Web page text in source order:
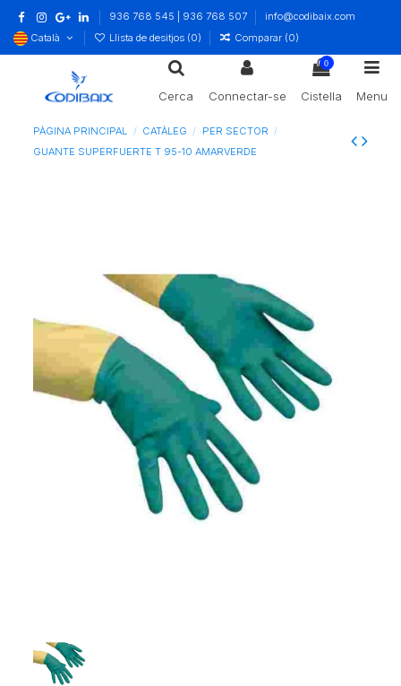
936 768 545 | 936 768 507
info@codibaix.com
Català
Llista de desitjos (0) Comparar (0)
Cerca Connectar-se
0
Cistella Menu
PÀGINA PRINCIPAL CATÀLEG
PER SECTOR
GUANTE SUPERFUERTE T 95-10 AMARVERDE